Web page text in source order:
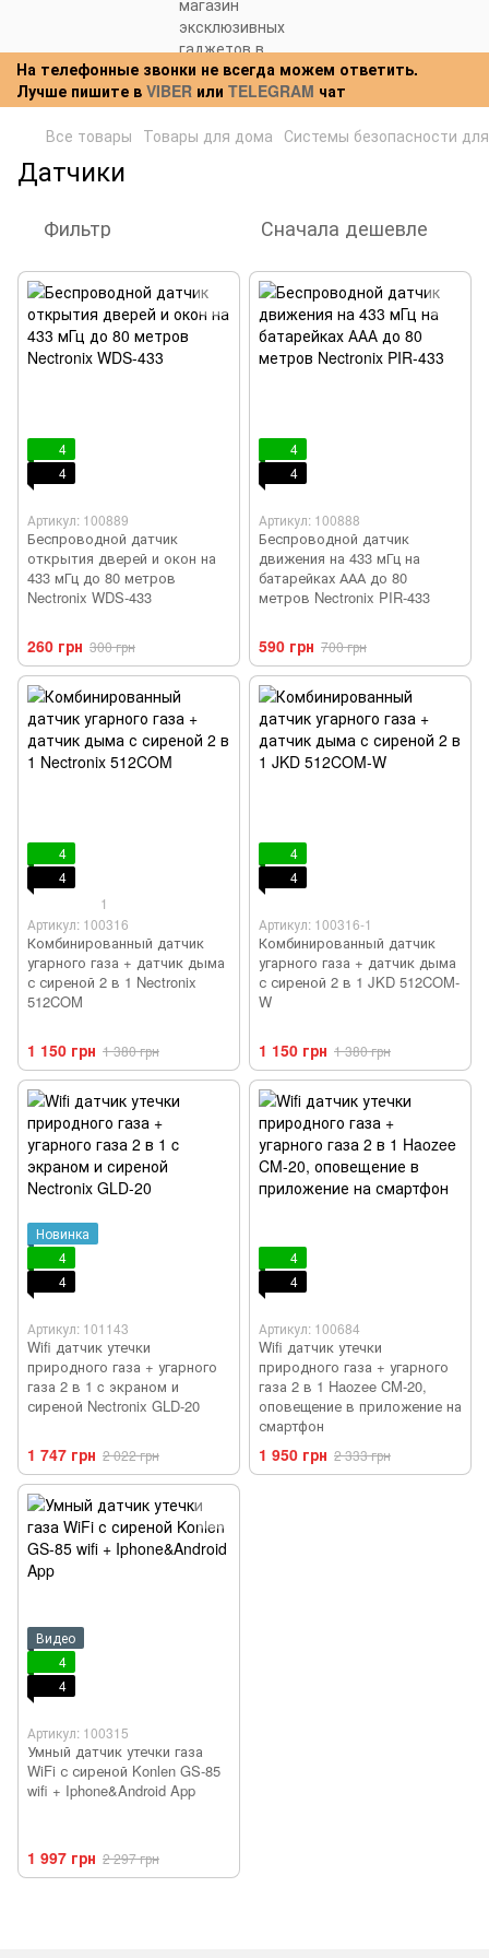
На телефонные звонки не всегда можем ответить.
Лучше пишите в VIBER или TELEGRAM чат
Все товары Товары для дома Системы безопасности
Датчики
Фильтр Сначала дешевле
4
4
Артикул: 100889
Беспроводной датчик
открытия дверей и окон на
433 мГц до 80 метров
Nectronix WDS-433
260 грн 300 грн
4
4
Артикул: 100888
Беспроводной датчик
движения на 433 мГц на
батарейках ААА до 80
метров Nectronix PIR-433
590 грн 700 грн
4
4
1
Артикул: 100316
Комбинированный датчик
угарного газа + датчик дыма
с сиреной 2 в 1 Nectronix
512COM
1 150 грн 1 380 грн
4
4
Артикул: 100316-1
Комбинированный датчик
угарного газа + датчик дыма
с сиреной 2 в 1 JKD 512COM-
W
1 150 грн 1 380 грн
Новинка
4
4
Артикул: 101143
Wifi датчик утечки
природного газа + угарного
газа 2 в 1 c экраном и
сиреной Nectronix GLD-20
1 747 грн 2 022 грн
4
4
Артикул: 100684
Wifi датчик утечки
природного газа + угарного
газа 2 в 1 Haozee CM-20,
оповещение в приложение на
смартфон
1 950 грн 2 333 грн
Видео
4
4
Артикул: 100315
Умный датчик утечки газа
WiFi с сиреной Konlen GS-85
wifi + Iphone&Android App
1 997 грн 2 297 грн